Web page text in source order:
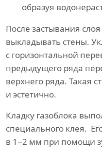
образуя
После застывания
выкладывать стены.
с горизонтальной
предыдущего ряда
верхнего ряда. Такая
и эстетично.
Кладку газоблока
специального клея.
в 1−2 мм при помощи